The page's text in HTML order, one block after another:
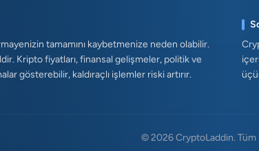
tamamını kaybetmenize neden olabilir.
Kripto fiyatları, finansal gelişmeler, politik ve
gösterebilir, kaldıraçlı işlemler riski artırır.
© 2026 CryptoLaddin. Tüm